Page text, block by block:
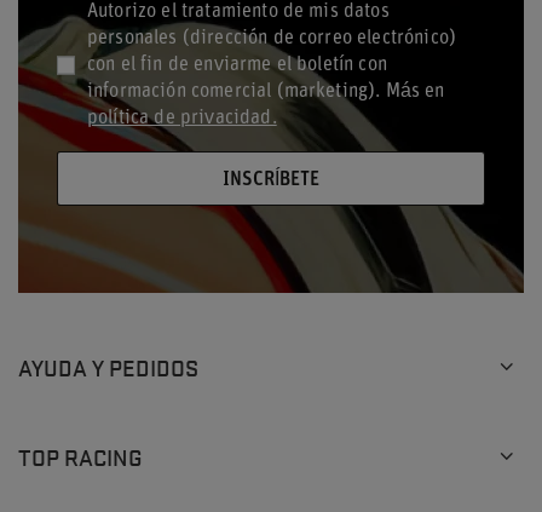
Autorizo el tratamiento de mis datos
personales (dirección de correo electrónico)
con el fin de enviarme el boletín con
información comercial (marketing). Más en
política de privacidad.
INSCRÍBETE
AYUDA Y PEDIDOS
TOP RACING